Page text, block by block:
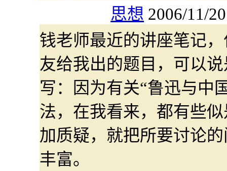
思想 2006/11/
钱老师最近的讲座笔记
友给我出的题目，可以
写：因为有关“鲁迅与中
法，在我看来，都有些
加质疑，就把所要讨论
丰富。